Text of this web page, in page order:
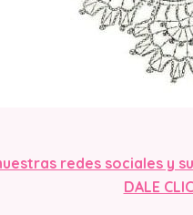
redes sociales y
DALE